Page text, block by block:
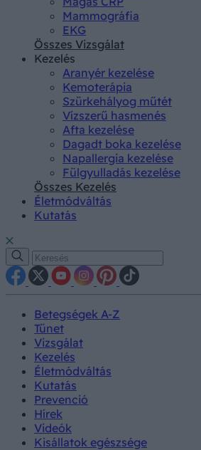
Mammográfia
EKG
Összes Vizsgálat
Kezelés
Aranyér kezelése
Kemoterápia
Szürkehályog műtét
Vízszerű hasmenés
Afta kezelése
Dagadt boka kezelése
Napallergia kezelése
Fülgyulladás kezelése
Összes Kezelés
Életmódváltás
Kutatás
Betegségek A-Z
Tünet
Vizsgálat
Kezelés
Életmódváltás
Kutatás
Prevenció
Hírek
Videók
Kisállatok egészsége